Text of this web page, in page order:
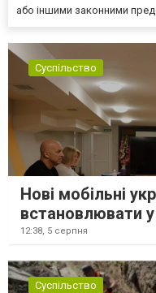
або іншими законними
Суспільство
Нові мобільні
встановлювати у
12:38, 5 серпня
Суспільство